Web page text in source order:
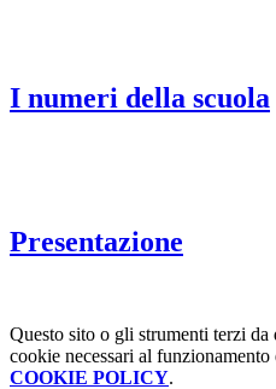
I numeri della scuola
Presentazione
Questo sito o gli strumenti terzi
cookie necessari al
COOKIE POLICY.